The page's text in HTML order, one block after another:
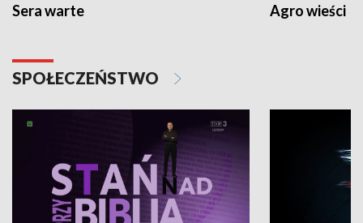
Sera warte Agro wieści
SPOŁECZEŃSTWO